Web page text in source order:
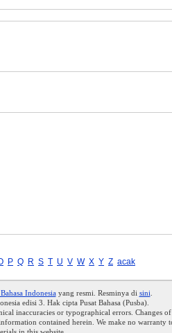
P Q R S T U V W X Y Z acak
Indonesiayang resmi. Resminya di sini
edisi 3. Hak cipta Pusat Bahasa (Pusba).
inaccuracies or typographical errors. Changes of
contained herein. We make no warranty